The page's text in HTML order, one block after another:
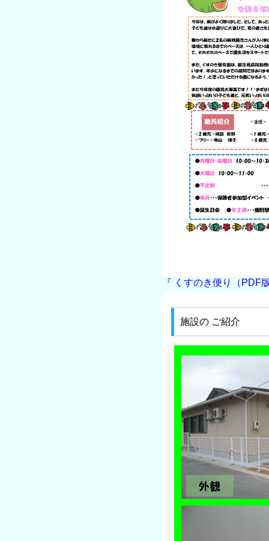
『 くすのき便り（PDF
施設の ご紹介